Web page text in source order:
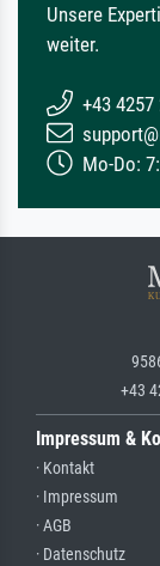
Unsere
weiter.
+43 4257
Mo-Do:
+43
Impressum &
· Kontakt
· Impressum
· AGB
· Datenschutz